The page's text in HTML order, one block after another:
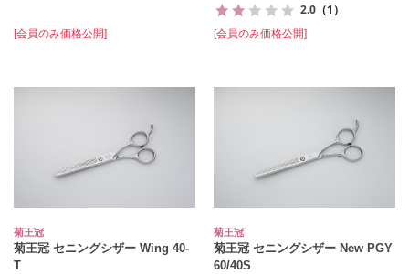
[会員のみ価格公開]
2.0 （1）
[会員のみ価格公開]
菊王冠
菊王冠 セニングシザー Wing 40-
T
菊王冠
菊王冠 セニングシザー New PGY
60/40S